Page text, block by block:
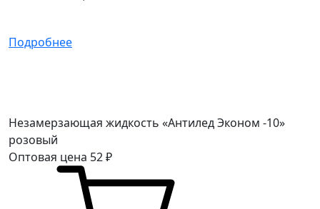
Подробнее
Незамерзающая жидкость «Антилед Эконом -10»
розовый
Оптовая цена 52₽